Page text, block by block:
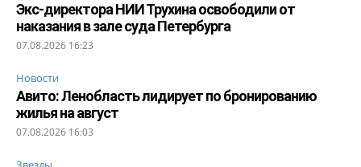
Экс-директора НИИ Трухина освободили от
наказания в зале суда Петербурга
07.08.2026 16:23
Новости
Авито: Ленобласть лидирует по бронированию
жилья на август
07.08.2026 16:03